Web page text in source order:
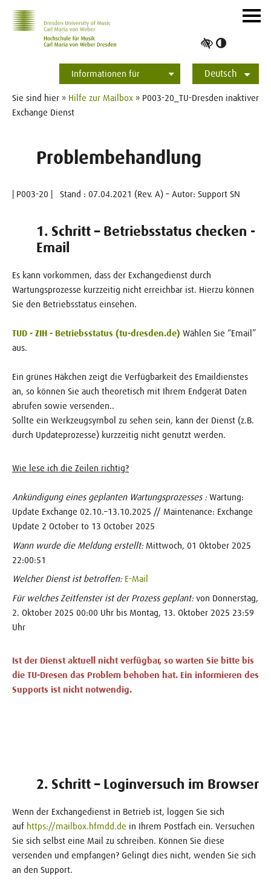
Informationen für
Studierende
Bewerber*innen
International
Presse
Alumni
Deutsch
English
ein-/
Sie sind hier » Hilfe zur Mailbox » P003-20_TU-Dresden inaktiver
Exchange Dienst
Problembehandlung
| P003-20 | Stand : 07.04.2021 (Rev. A) – Autor: Support SN
1. Schritt – Betriebsstatus checken -
Email
Es kann vorkommen, dass der Exchangedienst durch
Wartungsprozesse kurzzeitig nicht erreichbar ist. Hierzu können
Sie den Betriebsstatus einsehen.
TUD - ZIH - Betriebsstatus (tu-dresden.de) Wählen Sie “Email”
aus.
Ein grünes Häkchen zeigt die Verfügbarkeit des Emaildienstes
an, so können Sie auch theoretisch mit Ihrem Endgerät Daten
abrufen sowie versenden..
Sollte ein Werkzeugsymbol zu sehen sein, kann der Dienst (z.B.
durch Updateprozesse) kurzzeitig nicht genutzt werden.
Wie lese ich die Zeilen richtig?
Ankündigung eines geplanten Wartungsprozesses :Wartung:
Update Exchange 02.10.–13.10.2025 // Maintenance: Exchange
Update 2 October to 13 October 2025
Wann wurde die Meldung erstellt:Mittwoch, 01 Oktober 2025
22:00:51
Welcher Dienst ist betroffen: E-Mail
Für welches Zeitfenster ist der Prozess geplant:von Donnerstag,
2. Oktober 2025 00:00 Uhr bis Montag, 13. Oktober 2025 23:59
Uhr
Ist der Dienst aktuell nicht verfügbar, so warten Sie bitte bis
die TU-Dresen das Problem behoben hat. Ein informieren des
Supports ist nicht notwendig.
​​​​2. Schritt – Loginversuch im Browser
Wenn der Exchangedienst in Betrieb ist, loggen Sie sich
auf https://mailbox.hfmdd.de in Ihrem Postfach ein. Versuchen
Sie sich selbst eine Mail zu schreiben. Können Sie diese
versenden und empfangen? Gelingt dies nicht, wenden Sie sich
an den Support.